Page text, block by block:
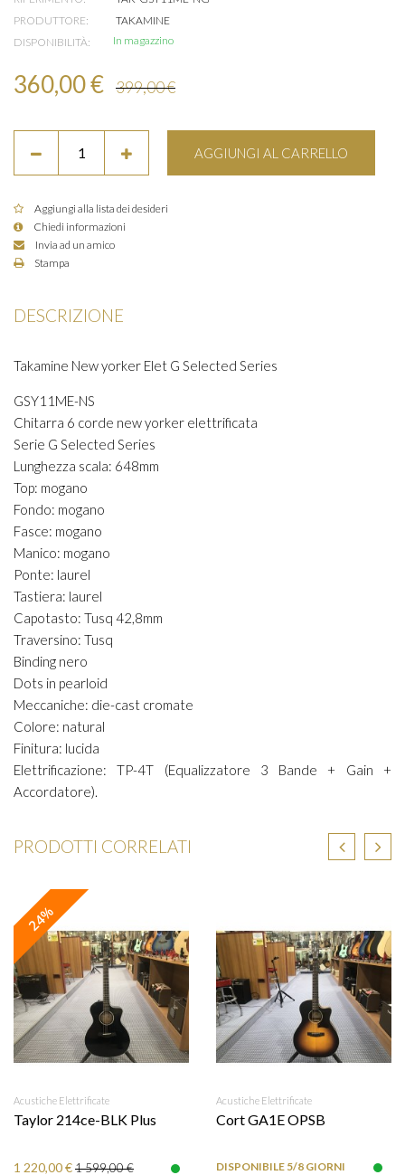
PRODUTTORE:
TAKAMINE
DISPONIBILITÀ:
In magazzino
360,00 € 399,00 €
AGGIUNGI AL CARRELLO
Aggiungi alla lista dei desideri
Chiedi informazioni
Invia ad un amico
Stampa
DESCRIZIONE
Takamine New yorker Elet G Selected Series
GSY11ME-NS
Chitarra 6 corde new yorker elettrificata
Serie G Selected Series
Lunghezza scala: 648mm
Top: mogano
Fondo: mogano
Fasce: mogano
Manico: mogano
Ponte: laurel
Tastiera: laurel
Capotasto: Tusq 42,8mm
Traversino: Tusq
Binding nero
Dots in pearloid
Meccaniche: die-cast cromate
Colore: natural
Finitura: lucida
Elettrificazione: TP-4T (Equalizzatore 3 Bande + Gain +
Accordatore).
PRODOTTI CORRELATI
24%
Acustiche Elettrificate
Taylor 214ce-BLK Plus
1 220,00 €1 599,00 €
Acustiche Elettrificate
Cort GA1E OPSB
DISPONIBILE 5/8 GIORNI